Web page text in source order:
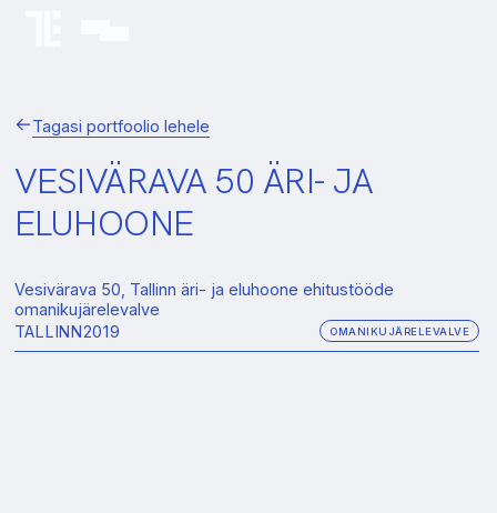
Tagasi portfoolio lehele
VESIVÄRAVA 50 ÄRI- JA
ELUHOONE
Vesivärava 50, Tallinn äri- ja eluhoone ehitustööde
omanikujärelevalve
TALLINN2019 OMANIKUJÄRELEVALVE